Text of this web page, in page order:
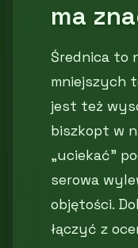
ma
Średnica to
mniejszych
jest też
biszkopt w
„uciekać”
serowa
objętości.
łączyć z